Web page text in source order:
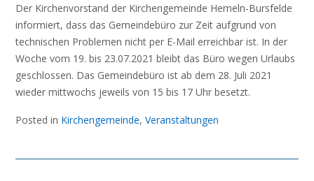
Der Kirchenvorstand der Kirchengemeinde Hemeln-Bursfelde
informiert, dass das Gemeindebüro zur Zeit aufgrund von
technischen Problemen nicht per E-Mail erreichbar ist. In der
Woche vom 19. bis 23.07.2021 bleibt das Büro wegen Urlaubs
geschlossen. Das Gemeindebüro ist ab dem 28. Juli 2021
wieder mittwochs jeweils von 15 bis 17 Uhr besetzt.
Posted in Kirchengemeinde, Veranstaltungen